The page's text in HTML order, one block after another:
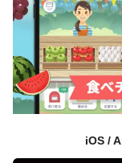
iOS /